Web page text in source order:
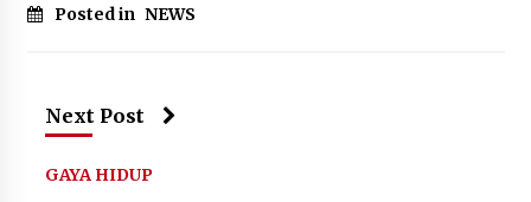
Posted in NEWS
Next Post
GAYA HIDUP